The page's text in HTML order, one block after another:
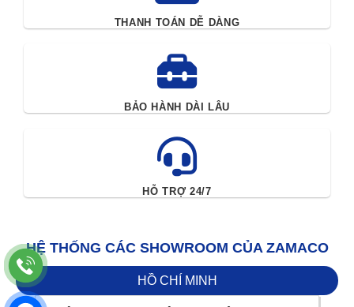
THANH TOÁN DỄ DÀNG
BẢO HÀNH DÀI LÂU
HỖ TRỢ 24/7
HỆ THỐNG CÁC SHOWROOM CỦA ZAMACO
HỒ CHÍ MINH